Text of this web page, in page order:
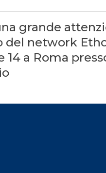
grande
del network
a Roma